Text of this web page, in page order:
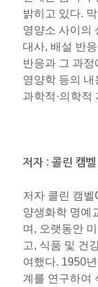
밝히고 있다.
영양소 사이의
대사, 배설 반
반응과 그 과
영양학 등의 내
과학적·의학적
저자 : 콜린 캠벨
저자 콜린 캠
양생화학 명예
며, 오랫동안
고, 식품 및 건
여했다. 1950
계를 연구하여